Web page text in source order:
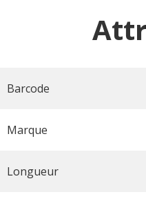
Barcode
Marque
Longueur